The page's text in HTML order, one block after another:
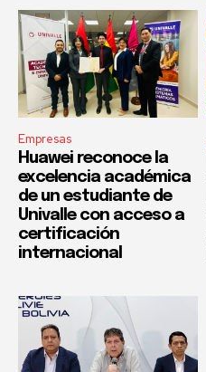
Empresas
Huawei reconoce la
excelencia académica
de un estudiante de
Univalle con acceso a
certificación
internacional